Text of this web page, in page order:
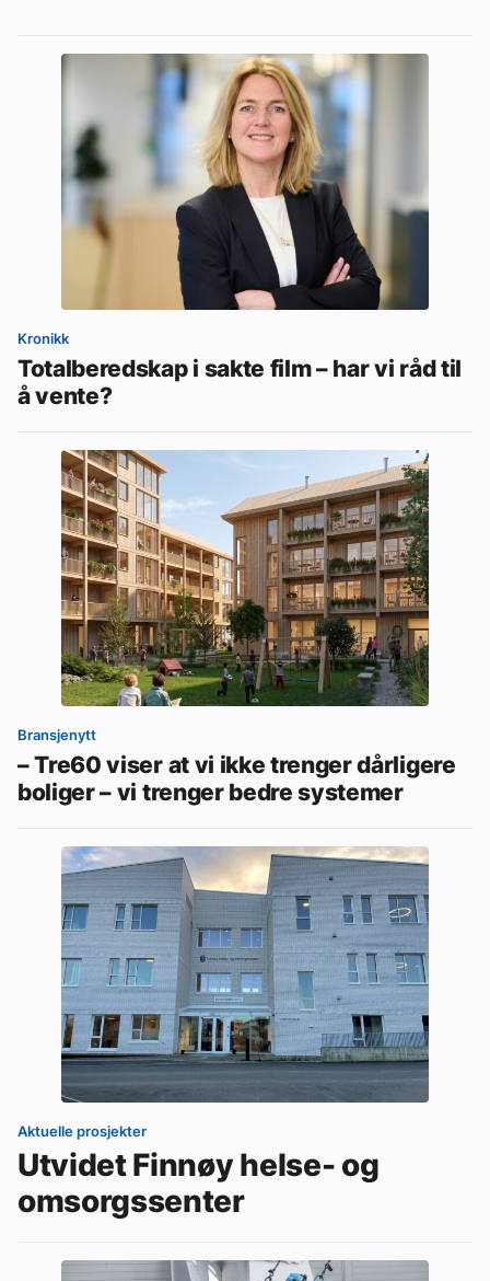
Kronikk
Totalberedskap i sakte film – har vi råd til
å vente?
Bransjenytt
– Tre60 viser at vi ikke trenger dårligere
boliger – vi trenger bedre systemer
Aktuelle prosjekter
Utvidet Finnøy helse- og
omsorgssenter